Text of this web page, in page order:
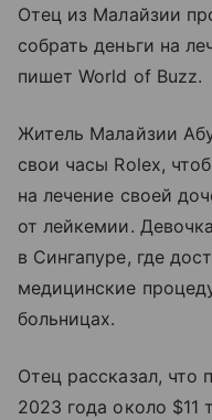
Отец из Малайзии
собрать деньги на
пишет World of Buzz.
Житель Малайзии
свои часы Rolex,
на лечение своей
от лейкемии.
в Сингапуре, где
медицинские
больницах.
Отец рассказал, что
2023 года около $11